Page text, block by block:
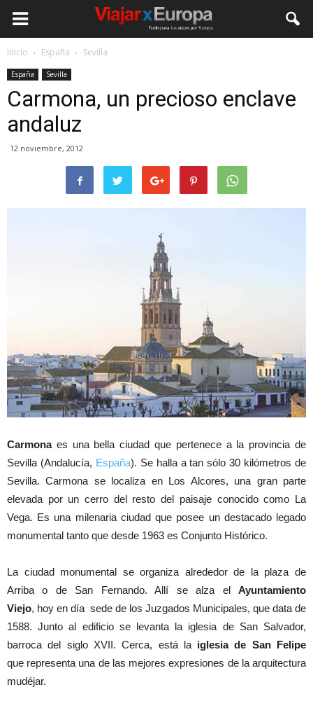
Viajar
por
Inicio España Sevilla
España Sevilla
Carmona, un precioso enclave
andaluz
12 noviembre, 2012
Carmonaes una bella ciudad que pertenece a la provincia de
Sevilla (Andalucía, España). Se halla a tan sólo 30 kilómetros de
Sevilla. Carmona se localiza en Los Alcores, una gran parte
elevada por un cerro del resto del paisaje conocido como La
Vega. Es una milenaria ciudad que posee un destacado legado
monumental tanto que desde 1963 es Conjunto Histórico.
La ciudad monumental se organiza alrededor de la plaza de
Arriba o de San Fernando. Allí se alza el Ayuntamiento
Viejo, hoy en día sede de los Juzgados Municipales, que data de
1588. Junto al edificio se levanta la iglesia de San Salvador,
barroca del siglo XVII. Cerca, está la iglesia de San Felipe
que representa una de las mejores expresiones de la arquitectura
mudéjar.